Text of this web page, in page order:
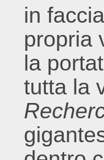
in
propria
la
tutta la